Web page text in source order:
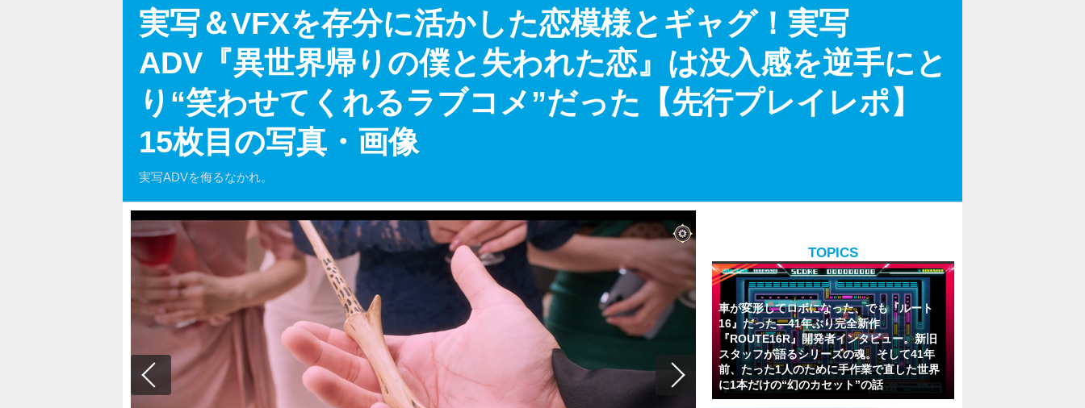
実写＆VFXを存分に活かした恋模様とギャグ！実写
ADV『異世界帰りの僕と失われた恋』は没入感を逆手にと
り“笑わせてくれるラブコメ”だった【先行プレイレポ】
15枚目の写真・画像
実写ADVを侮るなかれ。
TOPICS
車が変形してロボになった、でも『ルート
16』だった―41年ぶり完全新作
『ROUTE16R』開発者インタビュー。新旧
スタッフが語るシリーズの魂。そして41年
前、たった1人のために手作業で直した世界
に1本だけの“幻のカセット”の話